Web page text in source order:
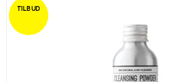
TILBUD